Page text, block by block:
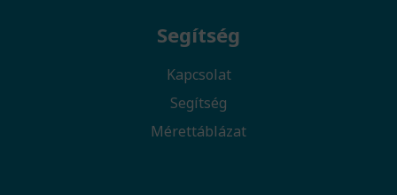
Segítség
Kapcsolat
Segítség
Mérettáblázat